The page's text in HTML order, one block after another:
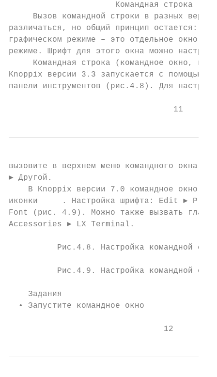
                      Командная строка
Вызов командной строки в разных
различаться, но общий принцип остается:
графическом режиме – это отдельное окно,
режиме. Шрифт для этого окна можно
Командная строка (командное окно,
Knoppix версии 3.3 запускается с помощью
панели инструментов (рис.4.8). Для
                                  11
вызовите в верхнем меню командного окна
► Другой.
В Knoppix версии 7.0 командное окно
иконки     . Настройка шрифта: Edit ►
Font (рис. 4.9). Можно также вызвать
Accessories ► LX Terminal.
Рис.4.8. Настройка командной
Рис.4.9. Настройка командной
    Задания
  • Запустите командное окно
                                12